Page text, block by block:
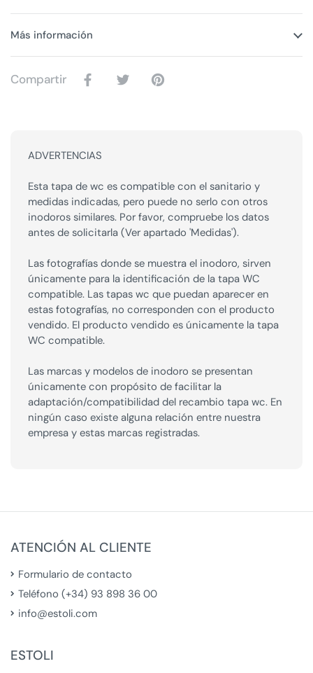
Más información
Compartir
ADVERTENCIAS
Esta tapa de wc es compatible con el sanitario y
medidas indicadas, pero puede no serlo con otros
inodoros similares. Por favor, compruebe los datos
antes de solicitarla (Ver apartado 'Medidas').
Las fotografías donde se muestra el inodoro, sirven
únicamente para la identificación de la tapa WC
compatible. Las tapas wc que puedan aparecer en
estas fotografías, no corresponden con el producto
vendido. El producto vendido es únicamente la tapa
WC compatible.
Las marcas y modelos de inodoro se presentan
únicamente con propósito de facilitar la
adaptación/compatibilidad del recambio tapa wc. En
ningún caso existe alguna relación entre nuestra
empresa y estas marcas registradas.
ATENCIÓN AL CLIENTE
Formulario de contacto
Teléfono (+34) 93 898 36 00
info@estoli.com
ESTOLI